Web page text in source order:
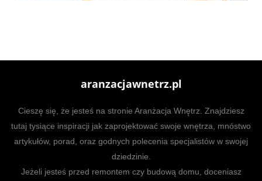
aranzacjawnetrz.pl
Cieszę się, że jesteś na stronie Aranżacja Wnętrz. Znajdziesz
tutaj tysiące inspiracji jak zaprojektować swoje wnętrza, mnóstwo
artykułów, porad, oraz godnych polecenia specjalistów w swojej
dziedzinie.
Jeżeli jesteś przed remontem czy budową domu, doceniasz